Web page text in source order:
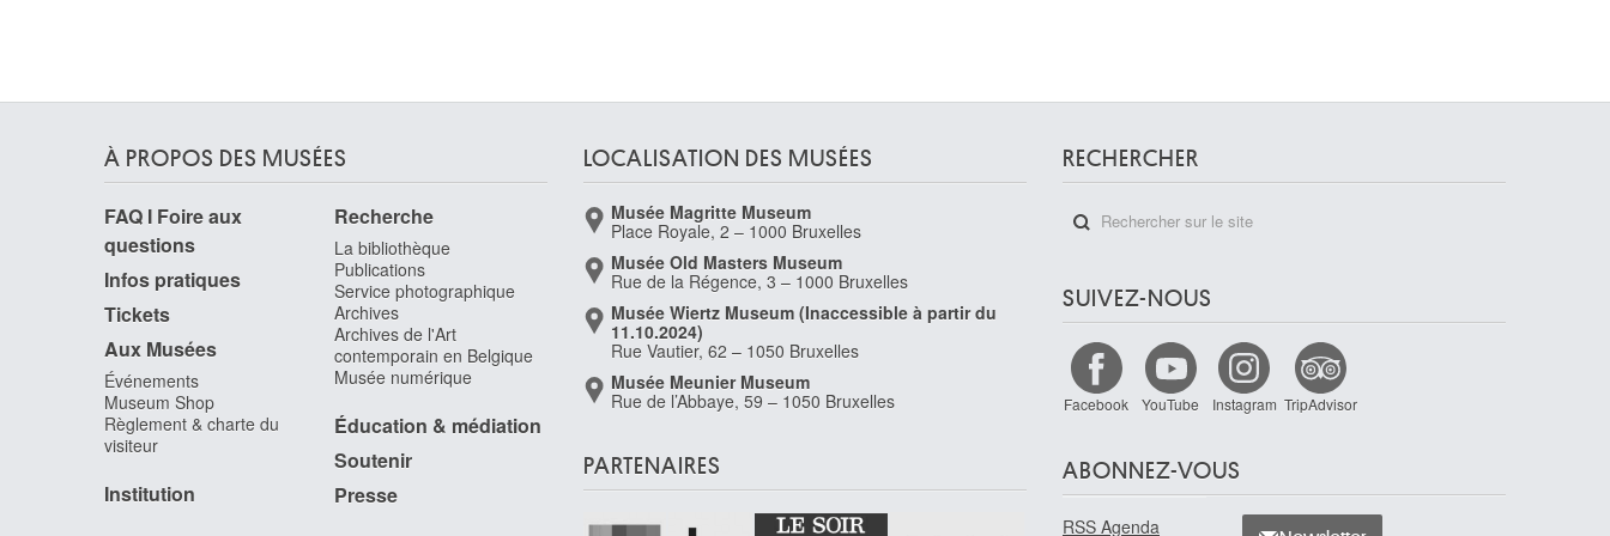
À PROPOS DES MUSÉES
FAQ I Foire aux
questions
Infos pratiques
Tickets
Aux Musées
Événements
Museum Shop
Règlement & charte du
visiteur
Institution
Recherche
La bibliothèque
Publications
Service photographique
Archives
Archives de l'Art
contemporain en Belgique
Musée numérique
Éducation & médiation
Soutenir
Presse
LOCALISATION DES MUSÉES
Musée Magritte Museum
Place Royale, 2 – 1000 Bruxelles
Musée Old Masters Museum
Rue de la Régence, 3 – 1000 Bruxelles
Musée Wiertz Museum (Inaccessible à partir du
11.10.2024)
Rue Vautier, 62 – 1050 Bruxelles
Musée Meunier Museum
Rue de l’Abbaye, 59 – 1050 Bruxelles
PARTENAIRES
RECHERCHER
SUIVEZ-NOUS
Facebook YouTube Instagram TripAdvisor
ABONNEZ-VOUS
RSS Agenda